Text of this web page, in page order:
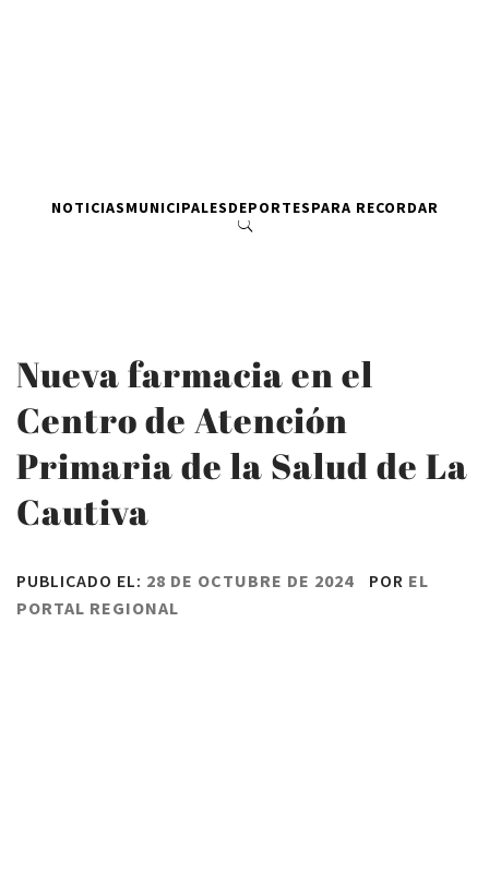
NOTICIASMUNICIPALESDEPORTESPARA RECORDAR
Nueva farmacia en el
Centro de Atención
Primaria de la Salud de La
Cautiva
PUBLICADO EL: 28 DE OCTUBRE DE 2024 POR EL
PORTAL REGIONAL